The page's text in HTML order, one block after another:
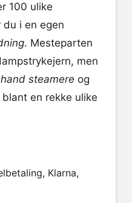
100 ulike
du i en egen
. Mesteparten
men
hand steamere og
en rekke ulike